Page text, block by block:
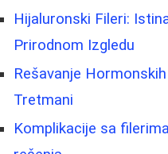
Hijaluronski Fileri:
Prirodnom Izgledu
Rešavanje
Tretmani
Komplikacije sa